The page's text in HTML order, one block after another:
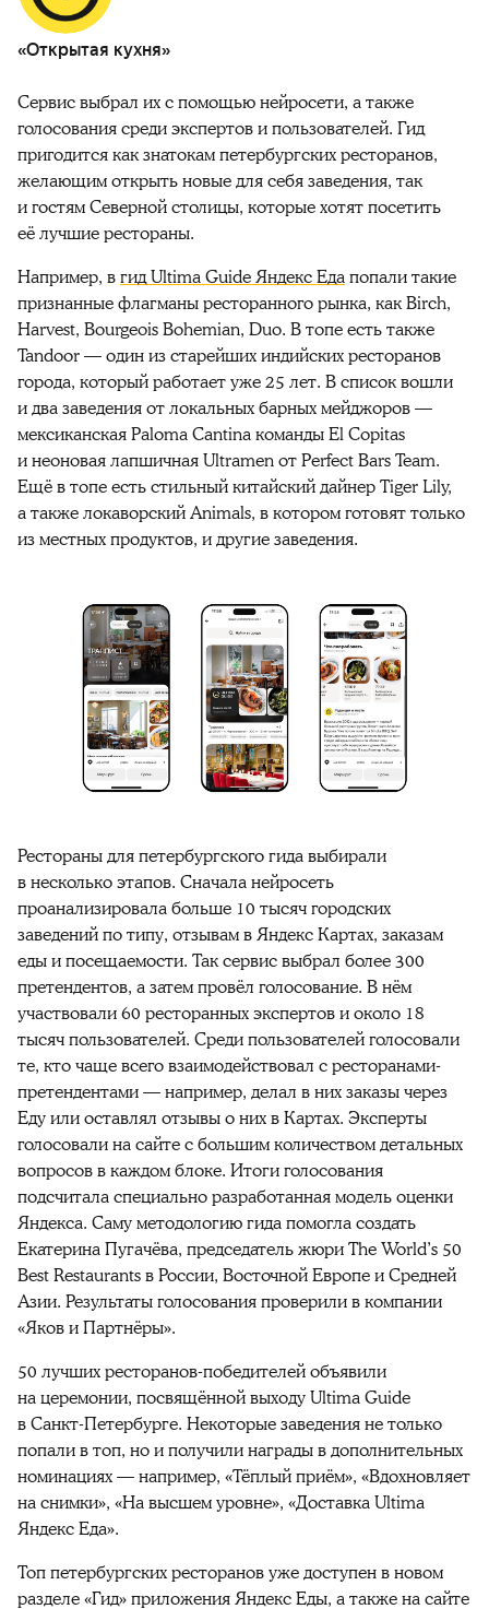
«Открытая кухня»
Сервис выбрал их с помощью нейросети, а также
голосования среди экспертов и пользователей. Гид
пригодится как знатокам петербургских ресторанов,
желающим открыть новые для себя заведения, так
и гостям Северной столицы, которые хотят посетить
её лучшие рестораны.
Например, вгид Ultima Guide Яндекс Едапопали такие
признанные флагманы ресторанного рынка, как Birch,
Harvest, Bourgeois Bohemian, Duo. В топе есть также
Tandoor — один из старейших индийских ресторанов
города, который работает уже 25 лет. В список вошли
и два заведения от локальных барных мейджоров —
мексиканская Paloma Cantina команды El Copitas
и неоновая лапшичная Ultramen от Perfect Bars Team.
Ещё в топе есть стильный китайский дайнер Tiger Lily,
а также локаворский Animals, в котором готовят только
из местных продуктов, и другие заведения.
Рестораны для петербургского гида выбирали
в несколько этапов. Сначала нейросеть
проанализировала больше 10 тысяч городских
заведений по типу, отзывам в Яндекс Картах, заказам
еды и посещаемости. Так сервис выбрал более 300
претендентов, а затем провёл голосование. В нём
участвовали 60 ресторанных экспертов и около 18
тысяч пользователей. Среди пользователей голосовали
те, кто чаще всего взаимодействовал с ресторанами-
претендентами — например, делал в них заказы через
Еду или оставлял отзывы о них в Картах. Эксперты
голосовали на сайте с большим количеством детальных
вопросов в каждом блоке. Итоги голосования
подсчитала специально разработанная модель оценки
Яндекса. Саму методологию гида помогла создать
Екатерина Пугачёва, председатель жюри The World’s 50
Best Restaurants в России, Восточной Европе и Средней
Азии. Результаты голосования проверили в компании
«Яков и Партнёры».
50 лучших ресторанов-победителей объявили
на церемонии, посвящённой выходу Ultima Guide
в Санкт-Петербурге. Некоторые заведения не только
попали в топ, но и получили награды в дополнительных
номинациях — например, «Тёплый приём», «Вдохновляет
на снимки», «На высшем уровне», «Доставка Ultima
Яндекс Еда».
Топ петербургских ресторанов уже доступен в новом
разделе «Гид» приложения Яндекс Еды, а также на сайте